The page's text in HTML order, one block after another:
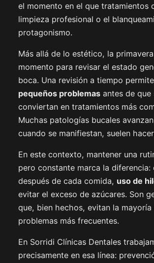
el momento en el que tratamientos
limpieza profesional o el
protagonismo.
Más allá de lo estético, la
momento para revisar el estado
boca. Una revisión a tiempo
pequeños problemas antes de que
conviertan en tratamientos más
Muchas patologías bucales
cuando se manifiestan, suelen
En este contexto, mantener una
pero constante marca la diferencia:
después de cada comida, uso de
evitar el exceso de azúcares. Son
que, bien hechos, evitan la mayoría
problemas más frecuentes.
En Sorridi Clínicas Dentales
precisamente en esa línea: